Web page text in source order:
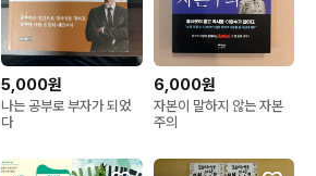
5,000원
나는 공부로 부자가 되었
다
6,000원
자본이 말하지 않는 자본
주의